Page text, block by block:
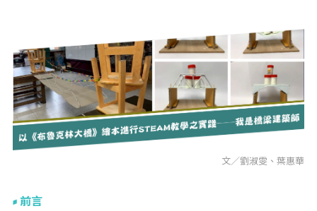
文∕劉淑雯、葉惠華
前言